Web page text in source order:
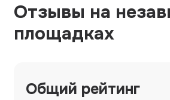
Отзывы на
площадках
Общий рейтинг